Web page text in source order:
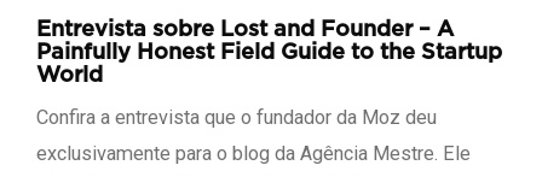
Entrevista sobre Lost and Founder – A
Painfully Honest Field Guide to the Startup
World
Confira a entrevista que o fundador da Moz deu
exclusivamente para o blog da Agência Mestre. Ele